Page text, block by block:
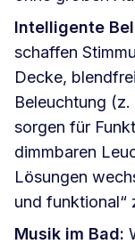
Intelligente
schaffen
Decke,
Beleuchtung
sorgen für
dimmbaren
Lösungen
und funktional“
Musik im Bad: